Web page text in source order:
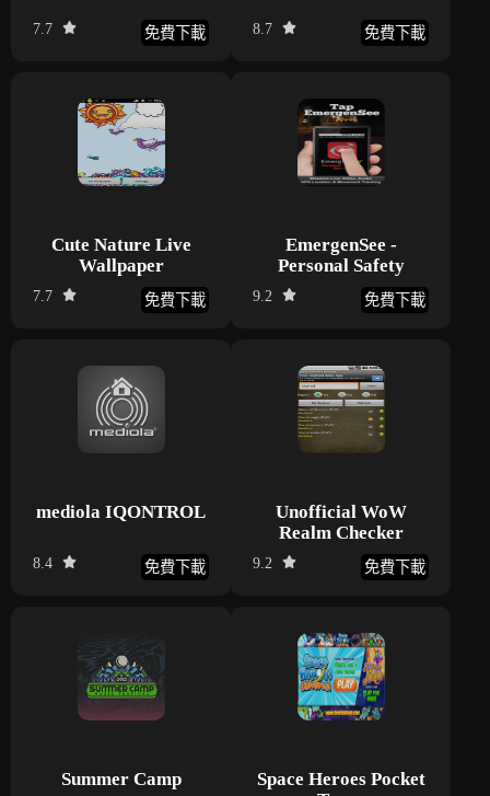
7.7 免費下載 8.7 免費下載
Cute Nature Live
Wallpaper
7.7 免費下載
EmergenSee -
Personal Safety
9.2 免費下載
mediola IQONTROL
8.4 免費下載
Unofficial WoW
Realm Checker
9.2 免費下載
Summer Camp
Space Heroes Pocket